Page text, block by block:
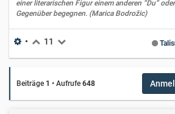
einer literarischen Figur einem anderen “Du”
Gegenüber begegnen. (Marica Bodrožic)
• 11
Beiträge 1 • Aufrufe 648